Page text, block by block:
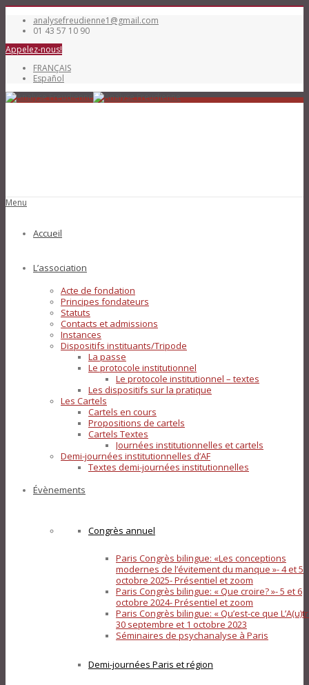
analysefreudienne1@gmail.com
01 43 57 10 90
Appelez-nous!
FRANÇAIS
Español
Menu
Accueil
L’association
Acte de fondation
Principes fondateurs
Statuts
Contacts et admissions
Instances
Dispositifs instituants/Tripode
La passe
Le protocole institutionnel
Le protocole institutionnel – textes
Les dispositifs sur la pratique
Les Cartels
Cartels en cours
Propositions de cartels
Cartels Textes
Journées institutionnelles et cartels
Demi-journées institutionnelles d’AF
Textes demi-journées institutionnelles
Évènements
Congrès annuel
Paris Congrès bilingue: «Les conceptions
modernes de l’évitement du manque »- 4 et 5
octobre 2025- Présentiel et zoom
Paris Congrès bilingue: « Que croire? »- 5 et 6
octobre 2024- Présentiel et zoom
Paris Congrès bilingue: « Qu’est-ce que
30 septembre et 1 octobre 2023
Séminaires de psychanalyse à Paris
Demi-journées Paris et région